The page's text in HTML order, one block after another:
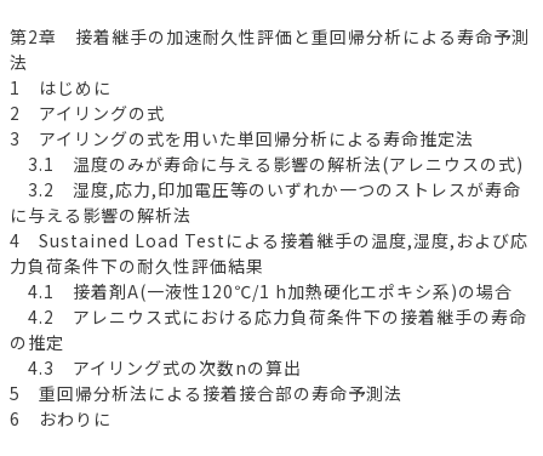
第2章 接着継手の加速耐久性評価と重回帰分析による寿命予測
法
1 はじめに
2 アイリングの式
3 アイリングの式を用いた単回帰分析による寿命推定法
3.1 温度のみが寿命に与える影響の解析法(アレニウスの式)
3.2 湿度,応力,印加電圧等のいずれか一つのストレスが寿命
に与える影響の解析法
4 Sustained Load Testによる接着継手の温度,湿度,および応
力負荷条件下の耐久性評価結果
4.1 接着剤A(一液性120℃/1 h加熱硬化エポキシ系)の場合
4.2 アレニウス式における応力負荷条件下の接着継手の寿命
の推定
4.3 アイリング式の次数nの算出
5 重回帰分析法による接着接合部の寿命予測法
6 おわりに